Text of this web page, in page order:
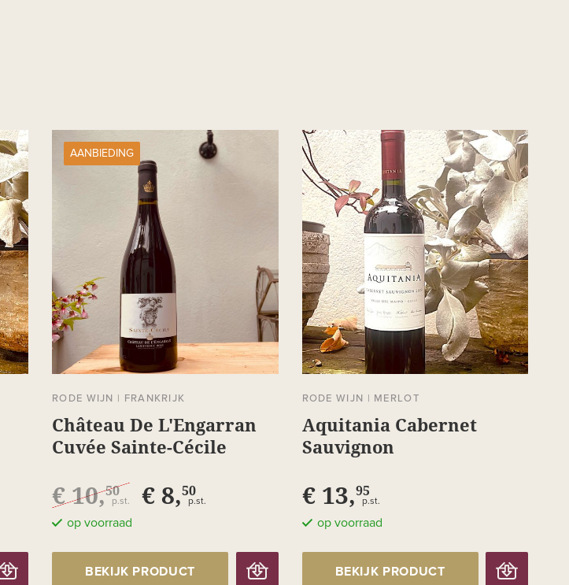
AANBIEDING
RODE WIJN | FRANKRIJK
Château De L'Engarran
Cuvée Sainte-Cécile
€ 10,50
p.st. € 8,50
p.st.
op voorraad
BEKIJK PRODUCT
RODE WIJN | MERLOT
Aquitania Cabernet
Sauvignon
€ 13,95
p.st.
op voorraad
BEKIJK PRODUCT